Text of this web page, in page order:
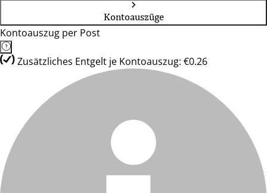
Kontoauszüge
Kontoauszug per Post
Zusätzliches Entgelt je Kontoauszug: €0.26